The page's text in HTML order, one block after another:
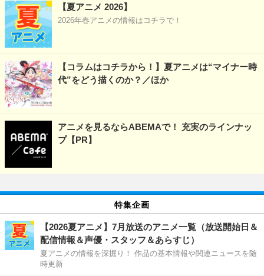
【夏アニメ 2026】
2026年春アニメの情報はコチラで！
【コラムはコチラから！】夏アニメは“マイナー時
代”をどう描くのか？／ほか
アニメを見るならABEMAで！ 充実のラインナッ
プ【PR】
特集企画
【2026夏アニメ】7月放送のアニメ一覧（放送開始日＆
配信情報＆声優・スタッフ＆あらすじ）
夏アニメの情報を深掘り！ 作品の基本情報や関連ニュースを随
時更新